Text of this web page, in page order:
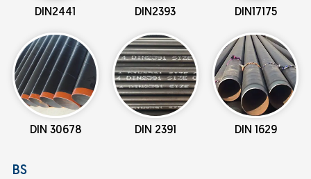
DIN2441 DIN2393 DIN17175
DIN 30678 DIN 2391 DIN 1629
BS